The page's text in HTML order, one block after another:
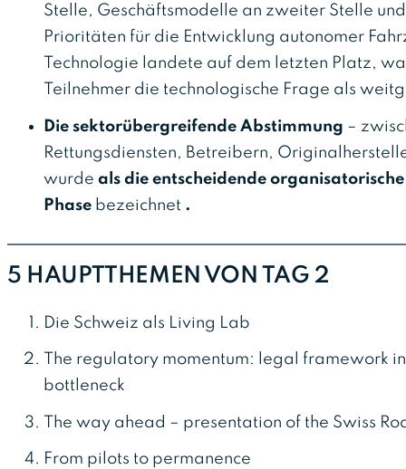
Stelle, Geschäftsmodelle an zweiter Stelle
Prioritäten für die Entwicklung autonomer
Technologie landete auf dem letzten Platz,
Teilnehmer die technologische Frage als
Die sektorübergreifende Abstimmung –
Rettungsdiensten, Betreibern,
wurde als die entscheidende
Phase bezeichnet .
5 HAUPTTHEMEN VON TAG 2
Die Schweiz als Living Lab
The regulatory momentum: legal framework
bottleneck
The way ahead – presentation of the Swiss
From pilots to permanence